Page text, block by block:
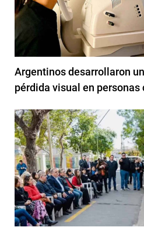
Argentinos desarrollaron
pérdida visual en personas